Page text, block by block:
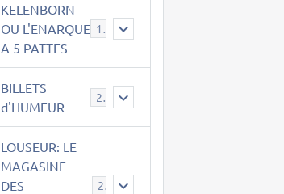
KELENBORN
OU L'ENARQUE
A 5 PATTES
14
BILLETS
d'HUMEUR
2
LOUSEUR: LE
MAGASINE
DES
21